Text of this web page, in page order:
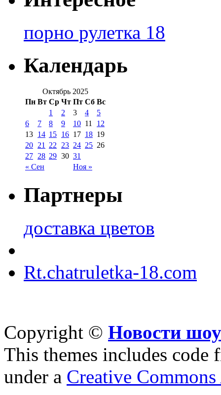
порно рулетка 18
Календарь
Октябрь 2025
Пн Вт Ср Чт Пт Сб Вс
« Сен Ноя »
1 2 3 4
5
6
7 8 9 10 11
12
13 14 15 16 17 18 19
20 21 22 23 24 25 26
27 28 29 30 31
Партнеры
доставка цветов
Rt.chatruletka-18.com
Copyright © Новости
This themes includes code
under a Creative